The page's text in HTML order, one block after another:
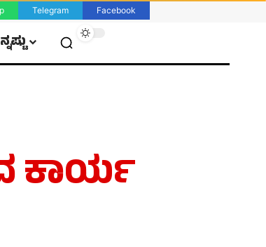
Telegram Facebook
ಕಾರ್ಯ